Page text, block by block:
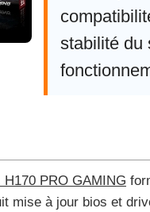
stabilité du
PRO GAMING
mise à jour bios et